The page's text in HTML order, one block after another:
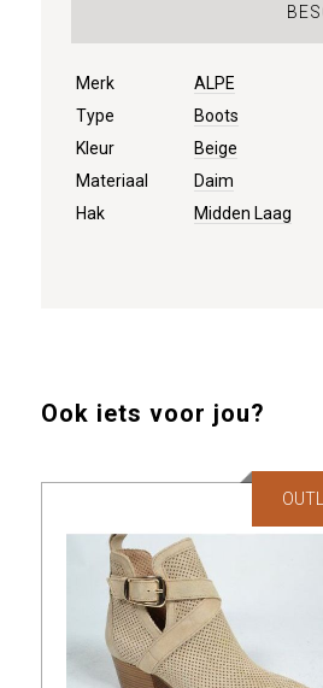
Merk
ALPE
Type
Boots
Kleur
Beige
Materiaal
Daim
Hak
Midden Laag
Ook iets voor jou?